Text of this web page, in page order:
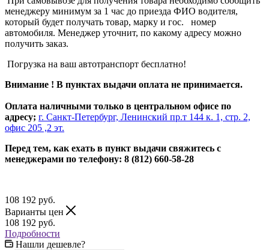
менеджеру минимум за 1 час до приезда ФИО водителя,
который будет получать товар, марку и гос. номер
автомобиля. Менеджер уточнит, по какому адресу можно
получить заказ.
Погрузка на ваш автотранспорт бесплатно!
Внимание ! В пунктах выдачи оплата не принимается.
Оплата наличными только в центральном офисе по
адресу; г. Санкт-Петербург, Ленинский пр.т 144 к. 1, стр. 2,
офис 205 ,2 эт.
Перед тем, как ехать в пункт выдачи свяжитесь с
менеджерами по телефону: 8 (812) 660-58-28
108 192 руб.
Варианты цен
108 192 руб.
Подробности
Нашли дешевле?